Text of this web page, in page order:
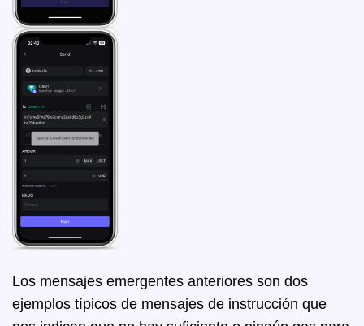
Los mensajes emergentes anteriores son dos
ejemplos típicos de mensajes de instrucción que